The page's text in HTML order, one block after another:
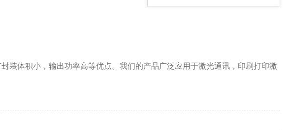
装体积小，输出功率高等优点。我们的产品广泛应用于激光通讯，印刷打印激